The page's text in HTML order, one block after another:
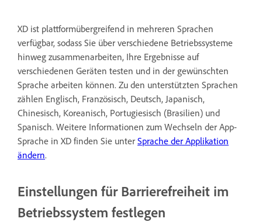
XD ist plattformübergreifend in mehreren Sprachen
verfügbar, sodass Sie über verschiedene Betriebssysteme
hinweg zusammenarbeiten, Ihre Ergebnisse auf
verschiedenen Geräten testen und in der gewünschten
Sprache arbeiten können. Zu den unterstützten Sprachen
zählen Englisch, Französisch, Deutsch, Japanisch,
Chinesisch, Koreanisch, Portugiesisch (Brasilien) und
Spanisch. Weitere Informationen zum Wechseln der App-
Sprache in XD finden Sie unter Sprache der Applikation
ändern.
Einstellungen für Barrierefreiheit im
Betriebssystem festlegen